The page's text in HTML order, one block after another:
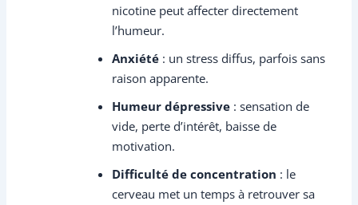
nicotine peut affecter directement
l’humeur.
Anxiété: un stress diffus, parfois sans
raison apparente.
Humeur dépressive: sensation de
vide, perte d’intérêt, baisse de
motivation.
Difficulté de concentration : le
cerveau met un temps à retrouver sa